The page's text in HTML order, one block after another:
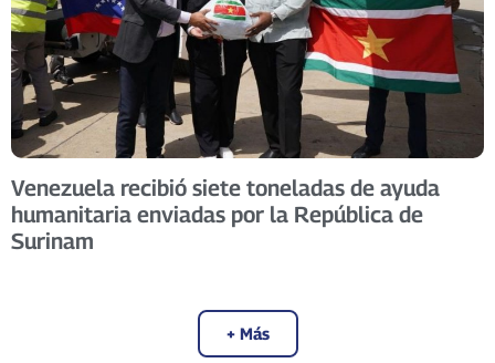
Venezuela recibió siete toneladas de ayuda
humanitaria enviadas por la República de
Surinam ​
+ Más